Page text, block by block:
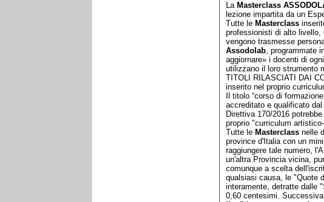
La Masterclass
lezione impartita da un
Tutte le Masterclass
professionisti di alto
vengono trasmesse
Assodolab, programmate
aggiornare» i docenti di
utilizzano il loro strumento
TITOLI RILASCIATI DAI
inserito nel proprio
Il titolo “corso di
accreditato e qualificato
Direttiva 170/2016
proprio "curriculum
Tutte le Masterclass nelle
province d'Italia con un
raggiungere tale numero,
un'altra Provincia vicina,
comunque a scelta
qualsiasi causa, le "Quote
interamente, detratte dalle
0,60 centesimi.